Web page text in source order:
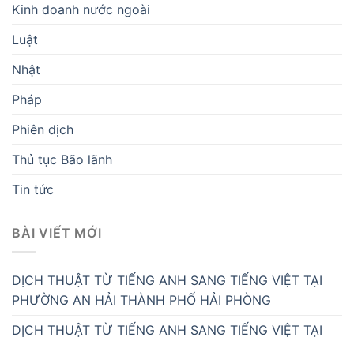
Kinh doanh nước ngoài
Luật
Nhật
Pháp
Phiên dịch
Thủ tục Bão lãnh
Tin tức
BÀI VIẾT MỚI
DỊCH THUẬT TỪ TIẾNG ANH SANG TIẾNG VIỆT TẠI
PHƯỜNG AN HẢI THÀNH PHỐ HẢI PHÒNG
DỊCH THUẬT TỪ TIẾNG ANH SANG TIẾNG VIỆT TẠI